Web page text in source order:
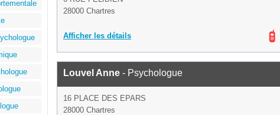
28000 Chartres
Afficher les détails
Louvel Anne - Psychologue
16 PLACE DES EPARS
28000 Chartres